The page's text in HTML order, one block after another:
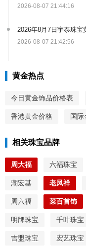
2026-08-07 21:44:16
2026年8月7日宇泰珠宝
2026-08-07 21:42:56
黄金热点
今日黄金饰品价格表
香港黄金价格 国
相关珠宝品牌
周大福 六福珠宝
潮宏基 老凤祥
周六福 菜百首饰
明牌珠宝 千叶珠宝
吉盟珠宝 宏艺珠宝